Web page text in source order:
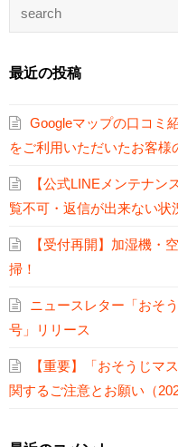
最近の投稿
Googleマップの口コミ
をご利用いただいたお客様
【公式LINEメンテナン
覧不可・返信が出来ない状
【受付再開】加湿機・
掃！
ニュースレター「おそ
号」リリース
【重要】「おそうじマ
関するご注意とお願い（